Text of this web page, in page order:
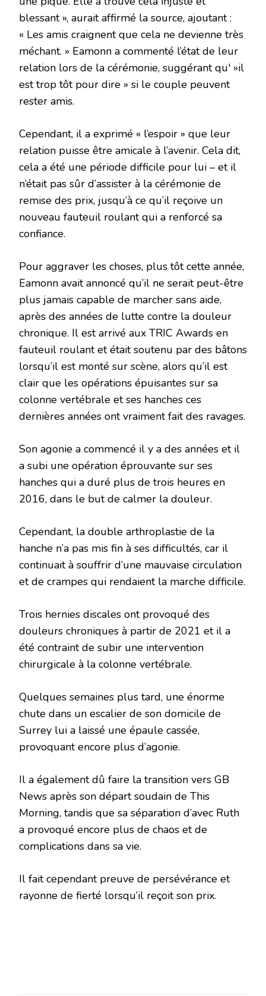
blessant », aurait affirmé la source, ajoutant :
« Les amis craignent que cela ne devienne très
méchant. » Eamonn a commenté l’état de leur
relation lors de la cérémonie, suggérant qu' »il
est trop tôt pour dire » si le couple peuvent
rester amis.
Cependant, il a exprimé « l’espoir » que leur
relation puisse être amicale à l’avenir. Cela dit,
cela a été une période difficile pour lui – et il
n’était pas sûr d’assister à la cérémonie de
remise des prix, jusqu’à ce qu’il reçoive un
nouveau fauteuil roulant qui a renforcé sa
confiance.
Pour aggraver les choses, plus tôt cette année,
Eamonn avait annoncé qu’il ne serait peut-être
plus jamais capable de marcher sans aide,
après des années de lutte contre la douleur
chronique. Il est arrivé aux TRIC Awards en
fauteuil roulant et était soutenu par des bâtons
lorsqu’il est monté sur scène, alors qu’il est
clair que les opérations épuisantes sur sa
colonne vertébrale et ses hanches ces
dernières années ont vraiment fait des ravages.
Son agonie a commencé il y a des années et il
a subi une opération éprouvante sur ses
hanches qui a duré plus de trois heures en
2016, dans le but de calmer la douleur.
Cependant, la double arthroplastie de la
hanche n’a pas mis fin à ses difficultés, car il
continuait à souffrir d’une mauvaise circulation
et de crampes qui rendaient la marche difficile.
Trois hernies discales ont provoqué des
douleurs chroniques à partir de 2021 et il a
été contraint de subir une intervention
chirurgicale à la colonne vertébrale.
Quelques semaines plus tard, une énorme
chute dans un escalier de son domicile de
Surrey lui a laissé une épaule cassée,
provoquant encore plus d’agonie.
Il a également dû faire la transition vers GB
News après son départ soudain de This
Morning, tandis que sa séparation d’avec Ruth
a provoqué encore plus de chaos et de
complications dans sa vie.
Il fait cependant preuve de persévérance et
rayonne de fierté lorsqu’il reçoit son prix.